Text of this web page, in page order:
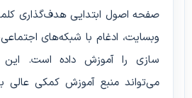
صفحه اصول ابتدایی هدف‌گذاری
وبسایت، ادغام با شبکه‌های
سازی را آموزش داده است. این
می‌تواند منبع آموزش کمکی عالی